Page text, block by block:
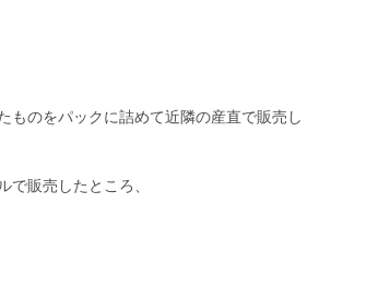
ものをパックに詰めて近隣の産直で販売し
販売したところ、